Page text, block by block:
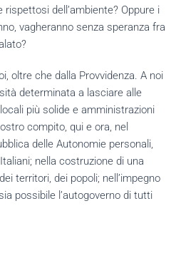
dell’ambiente? Oppure i
vagheranno senza speranza fra
oltre che dalla Provvidenza. A noi
determinata a lasciare alle
più solide e amministrazioni
compito, qui e ora, nel
delle Autonomie personali,
nella costruzione di una
territori, dei popoli; nell’impegno
possibile l’autogoverno di tutti